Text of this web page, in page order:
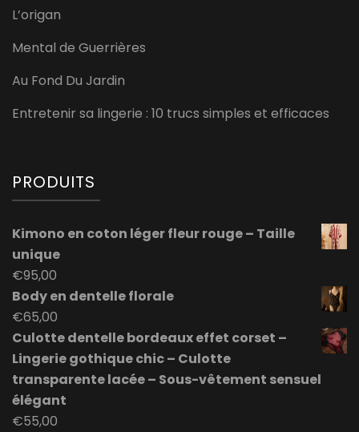
L’origan
Mental de Guerrières
Au Fond Du Jardin
Entretenir sa lingerie : 10 trucs simples et efficaces
PRODUITS
Kimono en coton léger fleur rouge – Taille
unique
€95,00
Body en dentelle florale
€65,00
Culotte dentelle bordeaux effet corset –
Lingerie gothique chic – Culotte
transparente lacée – Sous-vêtement sensuel
élégant
€55,00